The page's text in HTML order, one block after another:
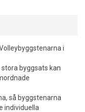
i
byggsats kan
så byggstenarna
individuella